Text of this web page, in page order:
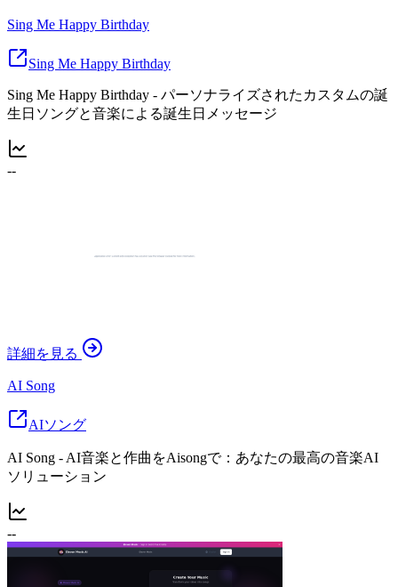
Sing Me Happy Birthday
Sing Me Happy Birthday
Sing Me Happy Birthday - パーソナライズされたカスタムの誕
生日ソングと音楽による誕生日メッセージ
--
詳細を見る
AI Song
AIソング
AI Song - AI音楽と作曲をAisongで：あなたの最高の音楽AI
ソリューション
--